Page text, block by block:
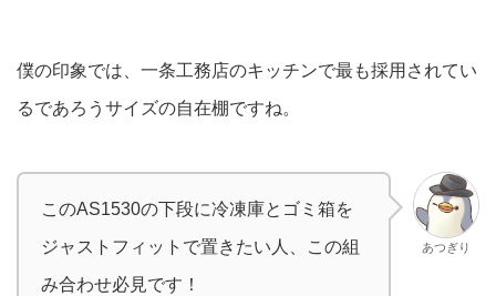
僕の印象では、一条工務店のキッチンで最も採用されてい
るであろうサイズの自在棚ですね。
このAS1530の下段に冷凍庫とゴミ箱を
ジャストフィットで置きたい人、この組
み合わせ必見です！
あつぎり